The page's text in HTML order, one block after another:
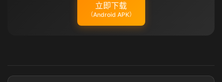
立即下载
（Android APK）